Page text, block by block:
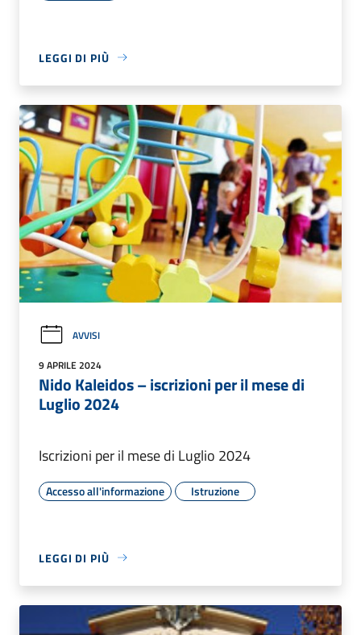
LEGGI DI PIÙ
AVVISI
9 APRILE 2024
Nido Kaleidos – iscrizioni per il mese di
Luglio 2024
Iscrizioni per il mese di Luglio 2024
Accesso all'informazione Istruzione
LEGGI DI PIÙ